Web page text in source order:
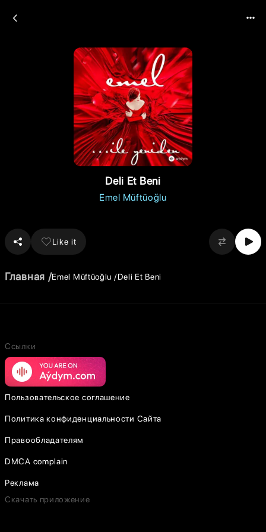
Deli Et Beni
Emel Müftüoğlu
Like it
Главная Emel Müftüoğlu Deli Et Beni
Ссылки
Пользовательское соглашение
Политика конфиденциальности Сайта
Правообладателям
DMCA complain
Реклама
Скачать приложение